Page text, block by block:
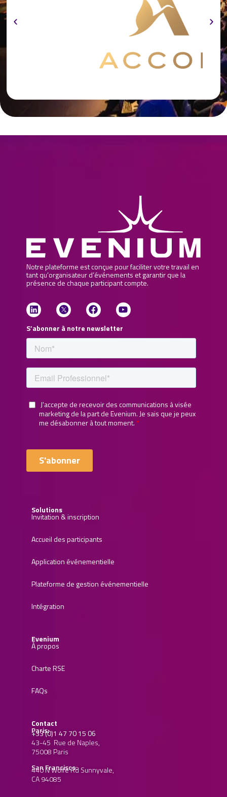
Notre plateforme est conçue pour faciliter votre travail en
tant qu’organisateur d’événements et garantir que la
présence de chaque participant compte.
S’abonner à notre newsletter
Solutions
Invitation & inscription
Accueil des participants
Application événementielle
Plateforme de gestion événementielle
Intégration
Evenium
À propos
Charte RSE
FAQs
Contact
Paris:
+33 (0)1 47 70 15 06
43-45 Rue de Naples,
75008 Paris
San Francisco:
440 N Wolfe Rd Sunnyvale,
CA 94085